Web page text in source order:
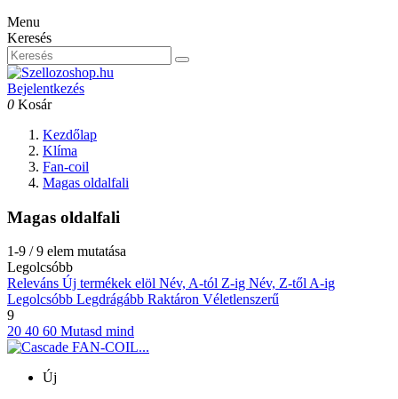
Menu
Keresés
Bejelentkezés
0 Kosár
Kezdőlap
Klíma
Fan-coil
Magas oldalfali
Magas oldalfali
1-9 / 9 elem mutatása
Legolcsóbb
Releváns Új termékek elöl Név, A-tól Z-ig Név, Z-től A-ig
Legolcsóbb Legdrágább Raktáron Véletlenszerű
9
20 40 60 Mutasd mind
Új